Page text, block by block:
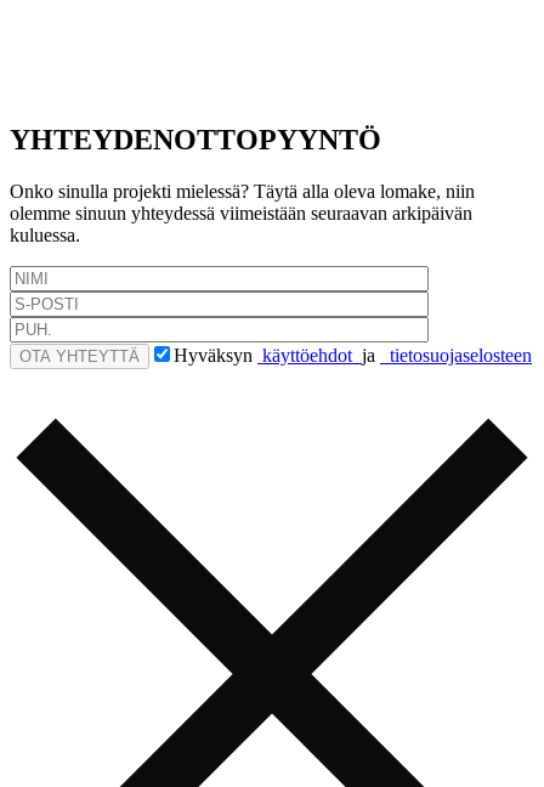
YHTEYDENOTTOPYYNTÖ
Onko sinulla projekti mielessä? Täytä alla oleva lomake, niin
olemme sinuun yhteydessä viimeistään seuraavan arkipäivän
kuluessa.
Hyväksyn käyttöehdot ja tietosuojaselosteen